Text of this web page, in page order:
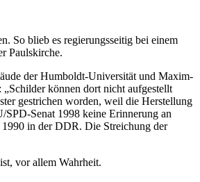
So blieb es regierungsseitig bei einem
Paulskirche.
der Humboldt-Universität und Maxim-
können dort nicht aufgestellt
gestrichen worden, weil die Herstellung
SPD-Senat 1998 keine Erinnerung an
1990 in der DDR. Die Streichung der
vor allem Wahrheit.